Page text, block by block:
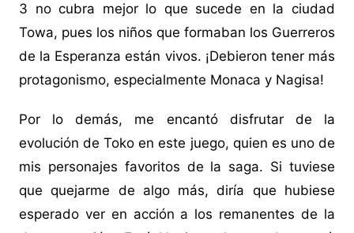
3 no cubra mejor lo que sucede en la ciudad
Towa, pues los niños que formaban los Guerreros
de la Esperanza están vivos. ¡Debieron tener más
protagonismo, especialmente Monaca y Nagisa!
Por lo demás, me encantó disfrutar de la
evolución de Toko en este juego, quien es uno de
mis personajes favoritos de la saga. Si tuviese
que quejarme de algo más, diría que hubiese
esperado ver en acción a los remanentes de la